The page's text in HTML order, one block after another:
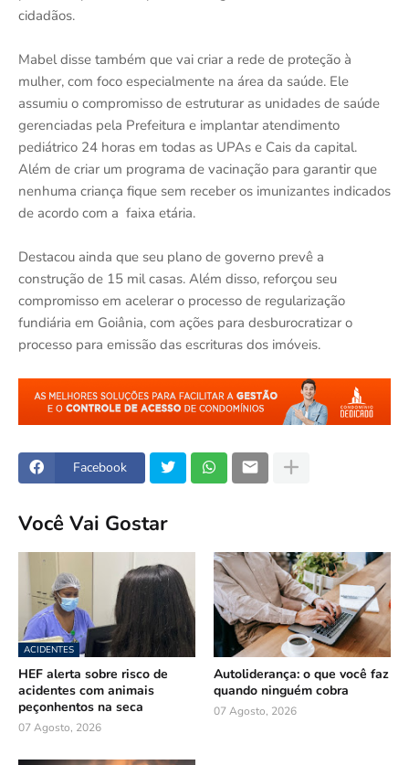
cidadãos.
Mabel disse também que vai criar a rede de proteção à
mulher, com foco especialmente na área da saúde. Ele
assumiu o compromisso de estruturar as unidades de saúde
gerenciadas pela Prefeitura e implantar atendimento
pediátrico 24 horas em todas as UPAs e Cais da capital.
Além de criar um programa de vacinação para garantir que
nenhuma criança fique sem receber os imunizantes indicados
de acordo com a faixa etária.
Destacou ainda que seu plano de governo prevê a
construção de 15 mil casas. Além disso, reforçou seu
compromisso em acelerar o processo de regularização
fundiária em Goiânia, com ações para desburocratizar o
processo para emissão das escrituras dos imóveis.
Facebook
Você Vai Gostar
ACIDENTES
HEF alerta sobre risco de
acidentes com animais
peçonhentos na seca
07 Agosto, 2026
Autoliderança: o que você faz
quando ninguém cobra
07 Agosto, 2026